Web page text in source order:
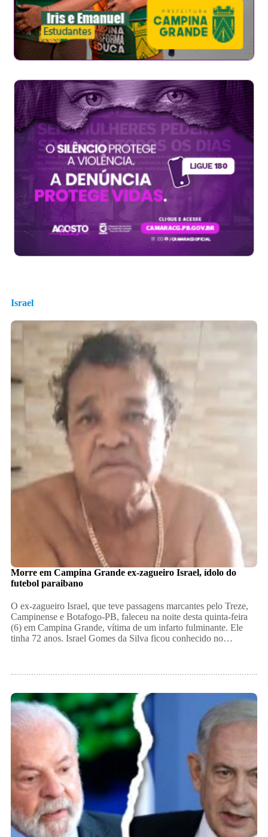
Israel
Morre em Campina Grande ex-zagueiro Israel, ídolo do
futebol paraibano
O ex-zagueiro Israel, que teve passagens marcantes pelo Treze,
Campinense e Botafogo-PB, faleceu na noite desta quinta-feira
(6) em Campina Grande, vítima de um infarto fulminante. Ele
tinha 72 anos. Israel Gomes da Silva ficou conhecido no…